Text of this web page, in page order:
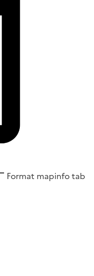
Format mapinfo tab